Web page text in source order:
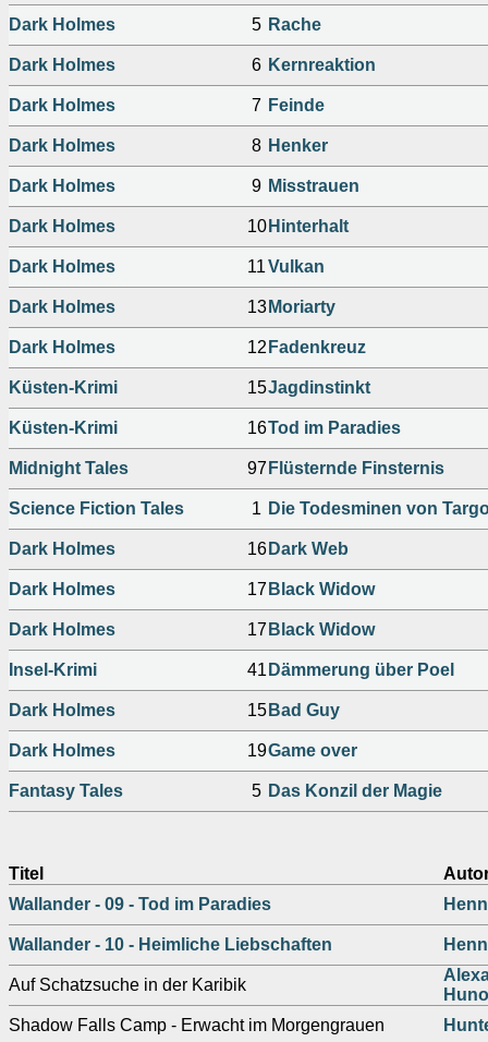
Dark Holmes 5 Rache
Dark Holmes 6 Kernreaktion
Dark Holmes 7 Feinde
Dark Holmes 8 Henker
Dark Holmes 9 Misstrauen
Dark Holmes 10 Hinterhalt
Dark Holmes 11Vulkan
Dark Holmes 13 Moriarty
Dark Holmes 12 Fadenkreuz
Küsten-Krimi 15Jagdinstinkt
Küsten-Krimi 16Tod im Paradies
Midnight Tales 97 Flüsternde Finsternis
Science Fiction Tales 1 Die Todesminen von
Dark Holmes 16 Dark Web
Dark Holmes 17 Black Widow
Dark Holmes 17 Black Widow
Insel-Krimi 41 Dämmerung über Poel
Dark Holmes 15 Bad Guy
Dark Holmes 19Game over
Fantasy Tales 5 Das Konzil der Magie
Titel
Wallander - 09 - Tod im Paradies
Wallander - 10 - Heimliche Liebschaften
Auf Schatzsuche in der Karibik
Shadow Falls Camp - Erwacht im Morgengrauen